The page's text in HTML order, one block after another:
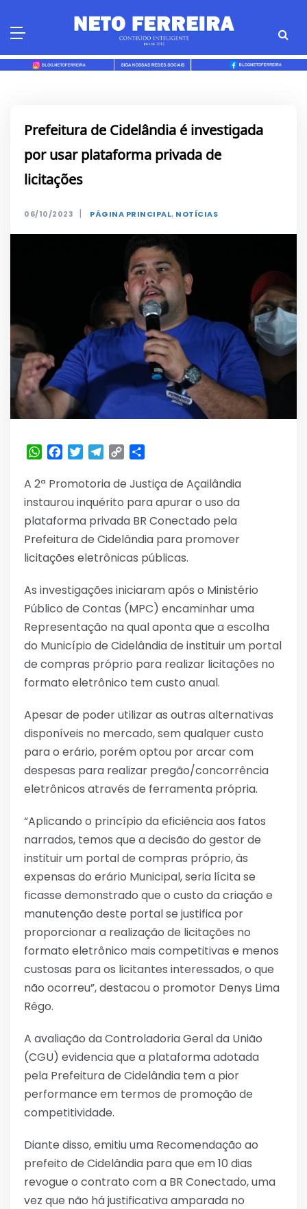
Prefeitura de Cidelândia é investigada
por usar plataforma privada de
licitações
06/10/2023 | PÁGINA PRINCIPAL, NOTÍCIAS
WhatsApp
Facebook
TwitterTelegram
Copy
A 2ª Promotoria de Justiça de Açailândia
instaurou inquérito para apurar o uso da
plataforma privada BR Conectado pela
Prefeitura de Cidelândia para promover
licitações eletrônicas públicas.
As investigações iniciaram após o Ministério
Público de Contas (MPC) encaminhar uma
Representação na qual aponta que a escolha
do Município de Cidelândia de instituir um portal
de compras próprio para realizar licitações no
formato eletrônico tem custo anual.
Apesar de poder utilizar as outras alternativas
disponíveis no mercado, sem qualquer custo
para o erário, porém optou por arcar com
despesas para realizar pregão/concorrência
eletrônicos através de ferramenta própria.
“Aplicando o princípio da eficiência aos fatos
narrados, temos que a decisão do gestor de
instituir um portal de compras próprio, às
expensas do erário Municipal, seria lícita se
ficasse demonstrado que o custo da criação e
manutenção deste portal se justifica por
proporcionar a realização de licitações no
formato eletrônico mais competitivas e menos
custosas para os licitantes interessados, o que
não ocorreu”, destacou o promotor Denys Lima
Rêgo.
A avaliação da Controladoria Geral da União
(CGU) evidencia que a plataforma adotada
pela Prefeitura de Cidelândia tem a pior
performance em termos de promoção de
competitividade.
Diante disso, emitiu uma Recomendação ao
prefeito de Cidelândia para que em 10 dias
revogue o contrato com a BR Conectado, uma
vez que não há justificativa amparada no